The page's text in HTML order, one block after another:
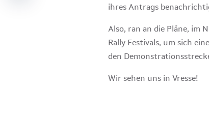
ihres Antrags
Also, ran an die Pläne, im
Rally Festivals, um sich
den
Wir sehen uns in Vresse!